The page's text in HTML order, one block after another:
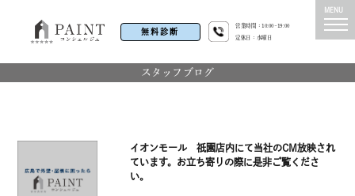
無料診断
営業時間：10:00~19:00
定休日：水曜日
スタッフブログ
イオンモール 祇園店内にて当社のCM放映され
ています。お立ち寄りの際に是非ご覧くださ
い。